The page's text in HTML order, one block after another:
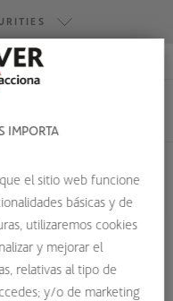
ACCESO RESEARCH
YAGO VALDERRAMA
IMPORTA
el sitio web funcione
básicas y de
utilizaremos cookies
y mejorar el
relativas al tipo de
y/o de marketing